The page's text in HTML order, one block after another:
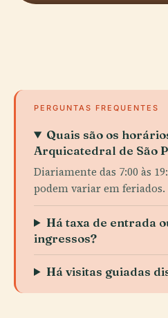
PERGUNTAS FREQUENTES
Quais são os
Arquicatedral de São
Diariamente das 7:00 às
podem variar em feriados.
Há taxa de entrada
ingressos?
Há visitas guiadas